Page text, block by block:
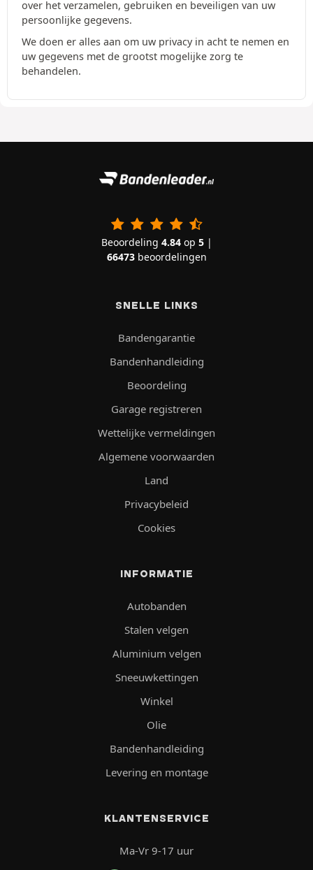
over het verzamelen, gebruiken en beveiligen van uw
persoonlijke gegevens.
We doen er alles aan om uw privacy in acht te nemen en
uw gegevens met de grootst mogelijke zorg te
behandelen.
Beoordeling 4.84op 5|
66473beoordelingen
SNELLE LINKS
Bandengarantie
Bandenhandleiding
Beoordeling
Garage registreren
Wettelijke vermeldingen
Algemene voorwaarden
Land
Privacybeleid
Cookies
INFORMATIE
Autobanden
Stalen velgen
Aluminium velgen
Sneeuwkettingen
Winkel
Olie
Bandenhandleiding
Levering en montage
KLANTENSERVICE
Ma-Vr 9-17 uur